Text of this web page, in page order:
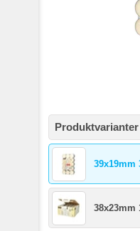
Produktvarianter
39x19mm
38x23mm